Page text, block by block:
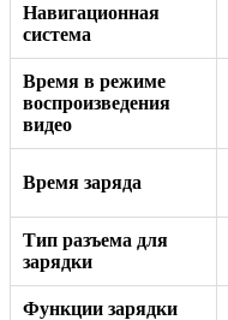
Навигационная
система
Время в режиме
воспроизведения
видео
Время заряда
Тип разъема для
зарядки
Функции зарядки